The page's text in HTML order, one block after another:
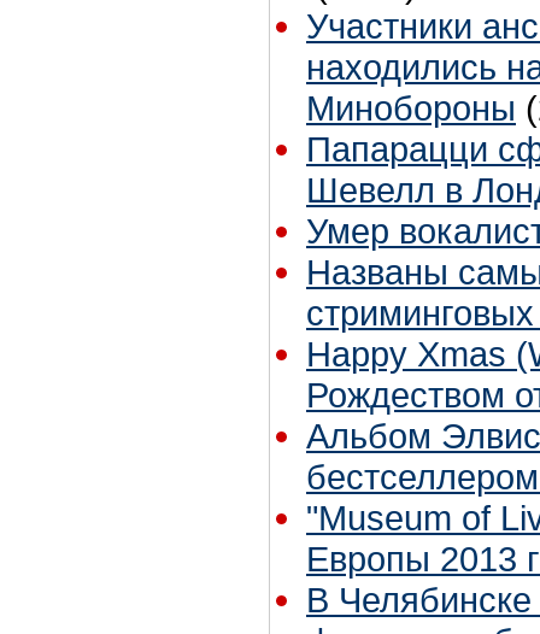
Участники
находились
Минобороны
Папарацци
Шевелл в
Умер
Названы
Happy Xmas
Рождеством
Альбом
"Museum of
Европы 2013
В